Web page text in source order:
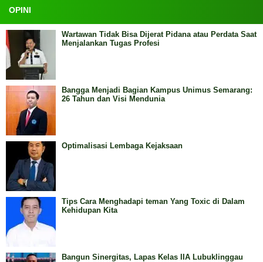
OPINI
Wartawan Tidak Bisa Dijerat Pidana atau Perdata Saat
Menjalankan Tugas Profesi
Bangga Menjadi Bagian Kampus Unimus Semarang:
26 Tahun dan Visi Mendunia
Optimalisasi Lembaga Kejaksaan
Tips Cara Menghadapi teman Yang Toxic di Dalam
Kehidupan Kita
Bangun Sinergitas, Lapas Kelas IIA Lubuklinggau